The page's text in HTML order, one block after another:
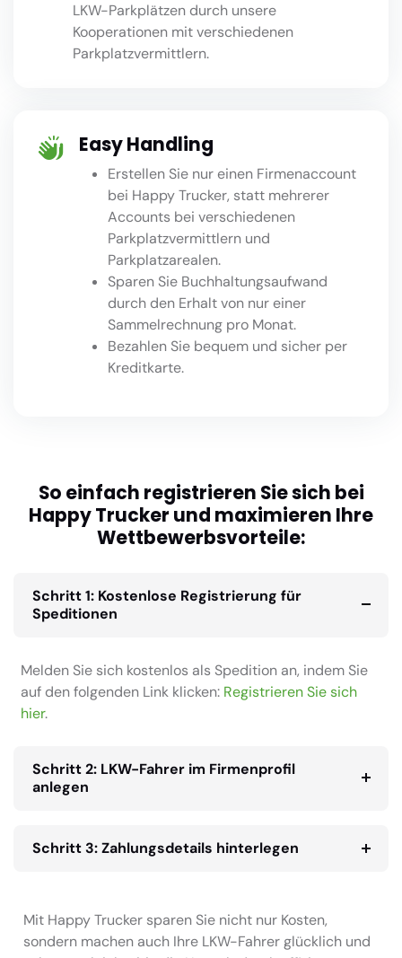
LKW-Parkplätzen durch unsere
Kooperationen mit verschiedenen
Parkplatzvermittlern.
Easy Handling
Erstellen Sie nur einen Firmenaccount
bei Happy Trucker, statt mehrerer
Accounts bei verschiedenen
Parkplatzvermittlern und
Parkplatzarealen.
Sparen Sie Buchhaltungsaufwand
durch den Erhalt von nur einer
Sammelrechnung pro Monat.
Bezahlen Sie bequem und sicher per
Kreditkarte.
So einfach registrieren Sie sich bei
Happy Trucker und maximieren Ihre
Wettbewerbsvorteile:
Schritt 1: Kostenlose Registrierung für
Speditionen
Melden Sie sich kostenlos als Spedition an, indem Sie
auf den folgenden Link klicken: Registrieren Sie sich
hier.
Schritt 2: LKW-Fahrer im Firmenprofil
anlegen
Schritt 3: Zahlungsdetails hinterlegen
Mit Happy Trucker sparen Sie nicht nur Kosten,
sondern machen auch Ihre LKW-Fahrer glücklich und